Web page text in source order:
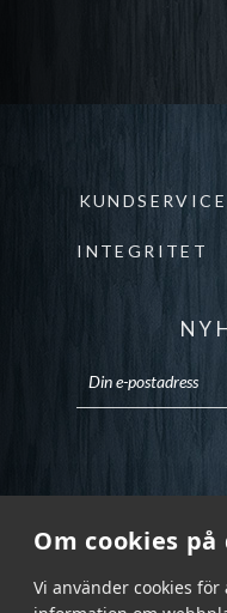
Om cookies
Vi använder cookies
KUNDSERVICE
INTEGRITET